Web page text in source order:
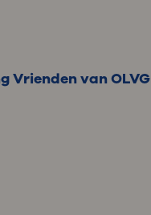
Vrienden van OLVG